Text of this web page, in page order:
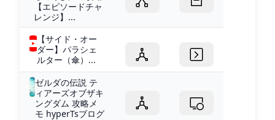
【エピソードチャ
レンジ】...
【サイド・オー
ダー】パラシェ
ルター（傘）...
ゼルダの伝説 テ
ィアーズオブザキ
ングダム 攻略メ
モ hyperTsブログ